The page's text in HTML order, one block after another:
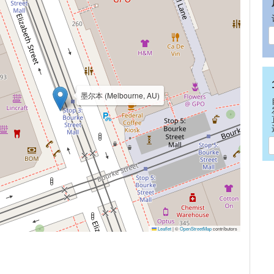
墨尔本 (Melbourne, AU)
Leaflet|©OpenStreetMapcontributors